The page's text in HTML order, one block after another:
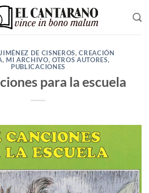
DE CISNEROS,CREACIÓN
, MI ARCHIVO,OTROS AUTORES,
PUBLICACIONES
para la escuela